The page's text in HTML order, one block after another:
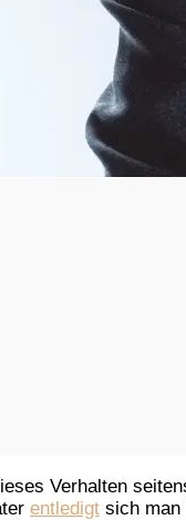
Verhalten
entledigt sich man